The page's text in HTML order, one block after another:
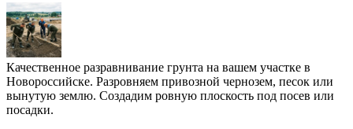
Качественное разравнивание грунта на вашем участке в
Новороссийске. Разровняем привозной чернозем, песок или
вынутую землю. Создадим ровную плоскость под посев или
посадки.